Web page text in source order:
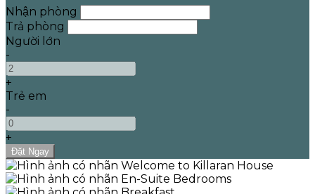
Nhận phòng
Trả phòng
Người lớn
-
+
Trẻ em
-
+